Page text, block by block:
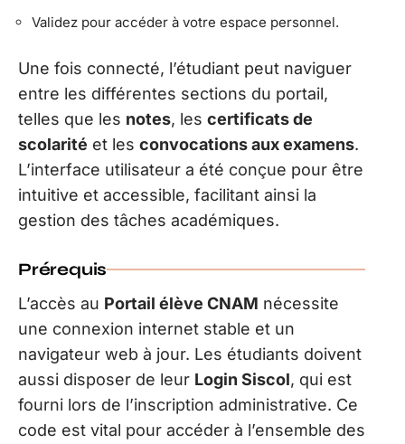
Validez pour accéder à votre espace personnel.
Une fois connecté, l’étudiant peut naviguer
entre les différentes sections du portail,
telles que les notes, les certificats de
scolarité et les convocations aux examens.
L’interface utilisateur a été conçue pour être
intuitive et accessible, facilitant ainsi la
gestion des tâches académiques.
Prérequis
L’accès au Portail élève CNAM nécessite
une connexion internet stable et un
navigateur web à jour. Les étudiants doivent
aussi disposer de leur Login Siscol, qui est
fourni lors de l’inscription administrative. Ce
code est vital pour accéder à l’ensemble des